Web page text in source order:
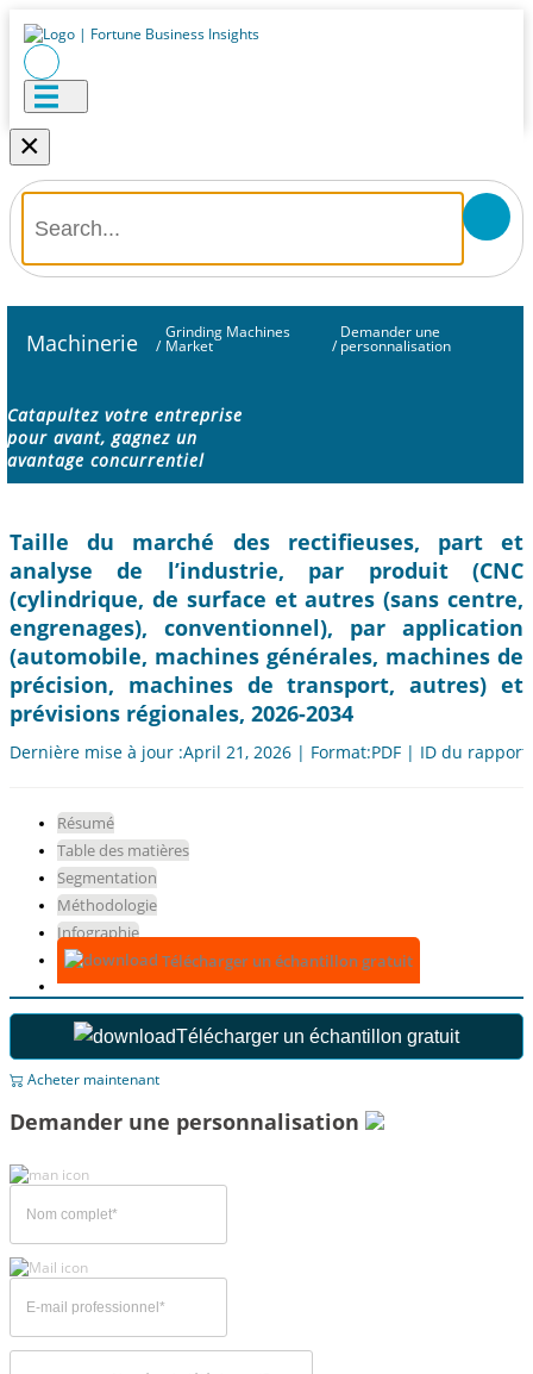
×
Machinerie /
Grinding Machines
Market /
Demander une
personnalisation
Catapultez votre entreprise
pour avant, gagnez un
avantage concurrentiel
Taille du marché des rectifieuses, part et
analyse de l’industrie, par produit (CNC
(cylindrique, de surface et autres (sans centre,
engrenages), conventionnel), par application
(automobile, machines générales, machines de
précision, machines de transport, autres) et
prévisions régionales, 2026-2034
Dernière mise à jour :April 21, 2026 | Format:PDF | ID du
Résumé
Table des matières
Segmentation
Méthodologie
Infographie
Télécharger un échantillon gratuit
Télécharger un échantillon gratuit
Acheter maintenant
Demander une personnalisation